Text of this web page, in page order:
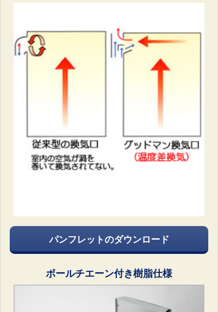
パンフレットのダウンロード
ボールチエーン付き樹脂仕様